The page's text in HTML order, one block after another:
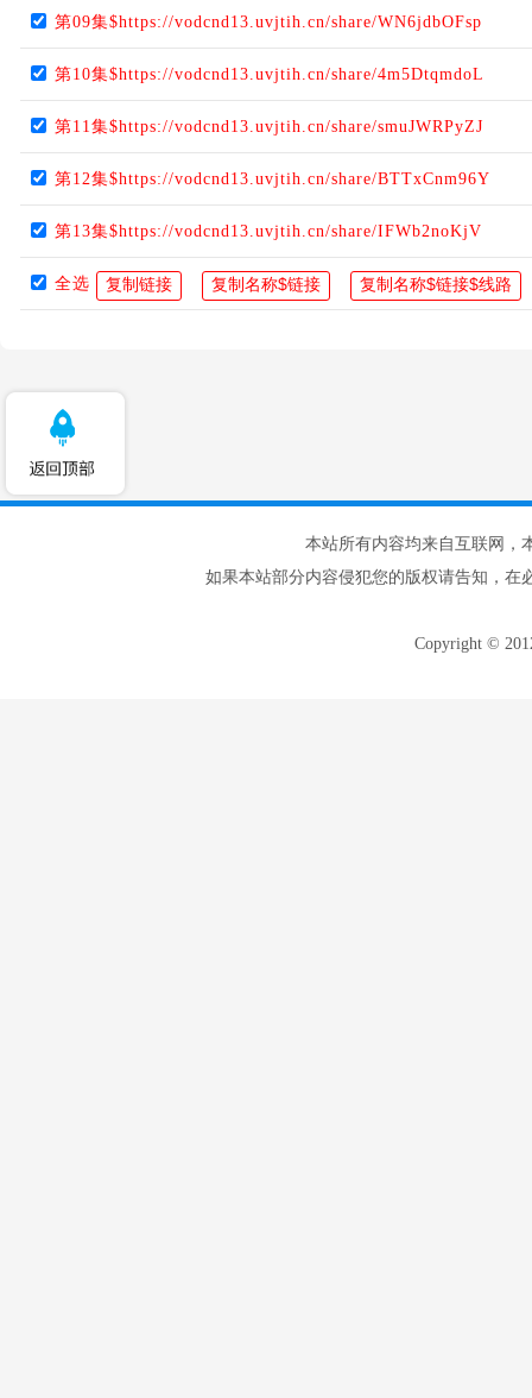
第09集$https://vodcnd13.uvjtih.cn/share/WN6jdbOFsp
第10集$https://vodcnd13.uvjtih.cn/share/4m5DtqmdoL
第11集$https://vodcnd13.uvjtih.cn/share/smuJWRPyZJ
第12集$https://vodcnd13.uvjtih.cn/share/BTTxCnm96Y
第13集$https://vodcnd13.uvjtih.cn/share/IFWb2noKjV
全选
本站所有内容均来自互联网，
如果本站部分内容侵犯您的版权请告知，在
Copyright ©